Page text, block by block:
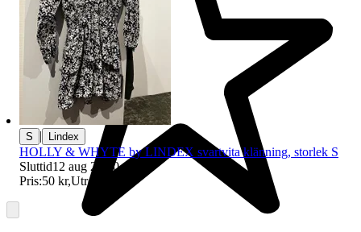
S | Lindex
HOLLY & WHYTE by LINDEX svartvita klänning, storlek S
Sluttid12 aug 20:30.
Pris:50 kr,Utropspris